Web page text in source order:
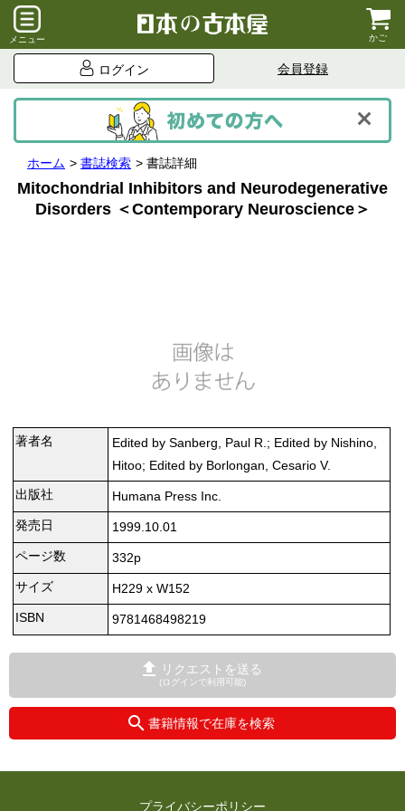
メニュー かご
ログイン 会員登録
ホーム 書誌検索 書誌詳細
Mitochondrial Inhibitors and Neurodegenerative
Disorders ＜Contemporary Neuroscience＞
著者名
Edited by Sanberg, Paul R.; Edited by Nishino,
Hitoo; Edited by Borlongan, Cesario V.
出版社
Humana Press Inc.
発売日
1999.10.01
ページ数
332p
サイズ
H229 x W152
ISBN
9781468498219
リクエストを送る
(ログインで利用可能)
書籍情報で在庫を検索
プライバシーポリシー